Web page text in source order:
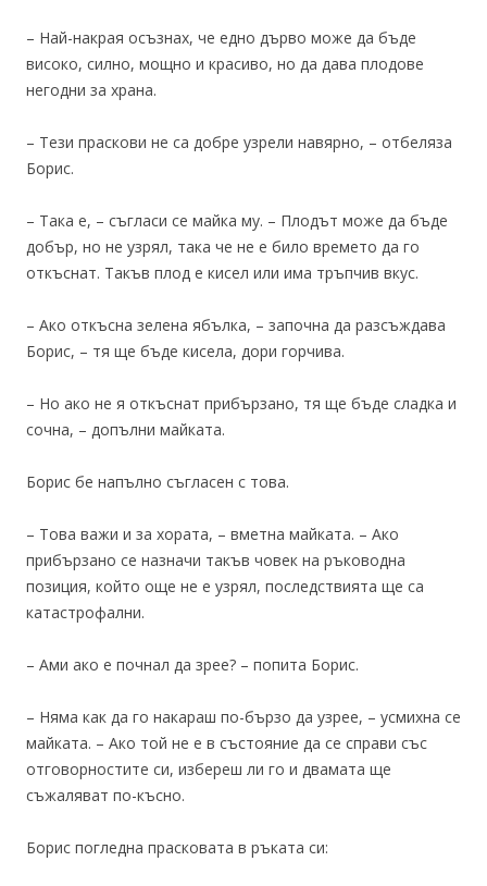
– Най-накрая осъзнах, че едно дърво може да бъде
високо, силно, мощно и красиво, но да дава плодове
негодни за храна.
– Тези праскови не са добре узрели навярно, – отбеляза
Борис.
– Така е, – съгласи се майка му. – Плодът може да бъде
добър, но не узрял, така че не е било времето да го
откъснат. Такъв плод е кисел или има тръпчив вкус.
– Ако откъсна зелена ябълка, – започна да разсъждава
Борис, – тя ще бъде кисела, дори горчива.
– Но ако не я откъснат прибързано, тя ще бъде сладка и
сочна, – допълни майката.
Борис бе напълно съгласен с това.
– Това важи и за хората, – вметна майката. – Ако
прибързано се назначи такъв човек на ръководна
позиция, който още не е узрял, последствията ще са
катастрофални.
– Ами ако е почнал да зрее? – попита Борис.
– Няма как да го накараш по-бързо да узрее, – усмихна се
майката. – Ако той не е в състояние да се справи със
отговорностите си, избереш ли го и двамата ще
съжаляват по-късно.
Борис погледна прасковата в ръката си: